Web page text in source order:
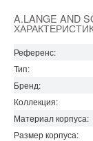
A.LANGE AND
Референс:
Тип:
Бренд:
Коллекция:
Материал корпуса:
Размер корпуса: